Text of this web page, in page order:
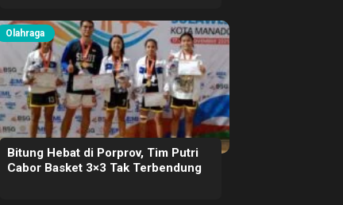
Olahraga
Bitung Hebat di Porprov, Tim Putri
Cabor Basket 3×3 Tak Terbendung